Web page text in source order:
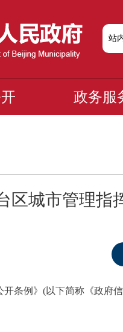
政务服
区城市管理指
条例》 (以下简称《政府